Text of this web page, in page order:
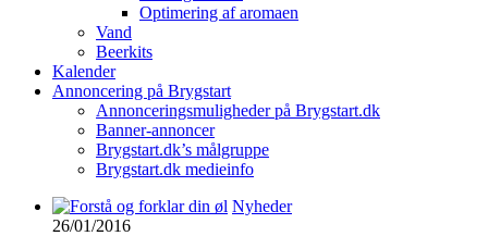
Optimering af aromaen
Vand
Beerkits
Kalender
Annoncering på Brygstart
Annonceringsmuligheder på Brygstart.dk
Banner-annoncer
Brygstart.dk’s målgruppe
Brygstart.dk medieinfo
Nyheder
26/01/2016